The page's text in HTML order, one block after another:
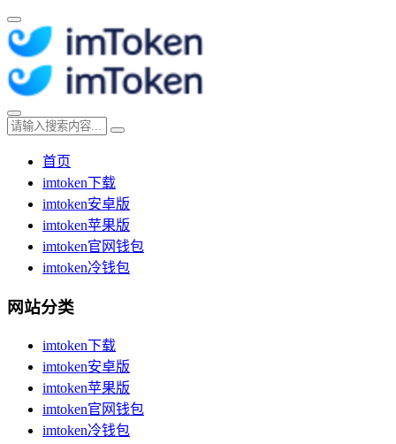
首页
imtoken下载
imtoken安卓版
imtoken苹果版
imtoken官网钱包
imtoken冷钱包
网站分类
imtoken下载
imtoken安卓版
imtoken苹果版
imtoken官网钱包
imtoken冷钱包